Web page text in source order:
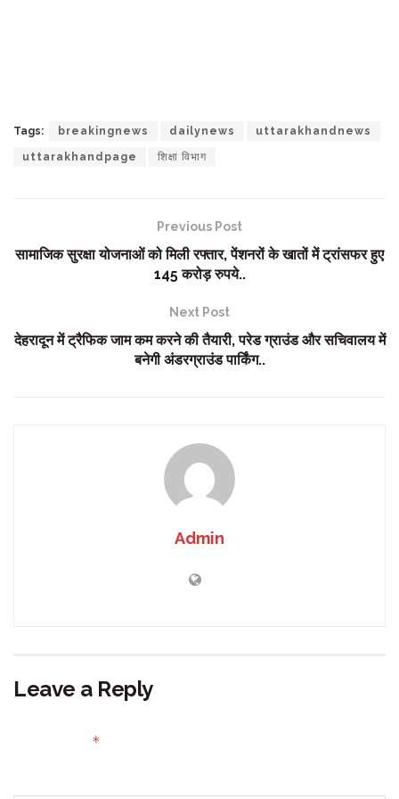
Tags: breakingnews dailynews uttarakhandnews
uttarakhandpage शिक्षा विभाग
Previous Post
सामाजिक सुरक्षा योजनाओं को मिली रफ्तार, पेंशनरों के खातों में ट्रांसफर हुए
145 करोड़ रुपये..
Next Post
देहरादून में ट्रैफिक जाम कम करने की तैयारी, परेड ग्राउंड और सचिवालय में
बनेगी अंडरग्राउंड पार्किंग..
Admin
Leave a Reply
*